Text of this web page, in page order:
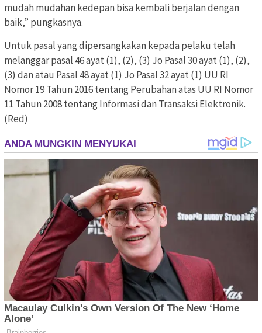
mudah mudahan kedepan bisa kembali berjalan dengan
baik,” pungkasnya.
Untuk pasal yang dipersangkakan kepada pelaku telah
melanggar pasal 46 ayat (1), (2), (3) Jo Pasal 30 ayat (1), (2),
(3) dan atau Pasal 48 ayat (1) Jo Pasal 32 ayat (1) UU RI
Nomor 19 Tahun 2016 tentang Perubahan atas UU RI Nomor
11 Tahun 2008 tentang Informasi dan Transaksi Elektronik.
(Red)